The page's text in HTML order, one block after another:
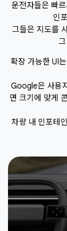
운전자들은 빠
인
그들은 지도를
확장 가능한 UI
Google은 사용
면 크기에 맞게
차량 내 인포테